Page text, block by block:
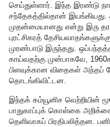
செய்துள்ளார். இந்த இரண்டு
சந்தேகத்தில்தான் இயங்கியது.
முதன்மையானது என்று இரு
புரட்சிகரத்
முரண்பாடு இருந்தது.
காய்வதற்கு முன்பாகவே,
பிளவுக்கான விதைகள் அந்தப்
தொடங்கிவிட்டன.
இந்தக் கம்யூனிச வெற்றியின்
பாதுகாப்புக் கொள்கை
தெளிவாகப் பிரதிபலித்தன.